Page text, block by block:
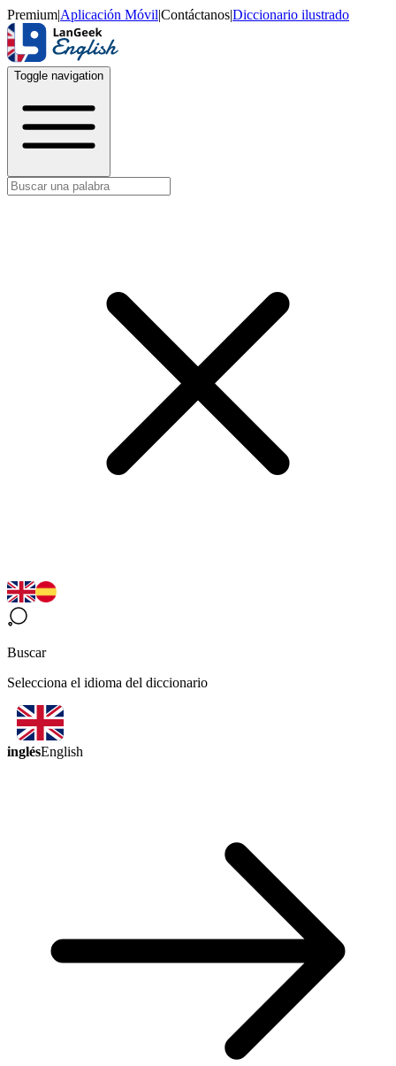
Premium|Aplicación Móvil|Contáctanos|Diccionario ilustrado
Toggle navigation
Buscar
Selecciona el idioma del diccionario
inglésEnglish